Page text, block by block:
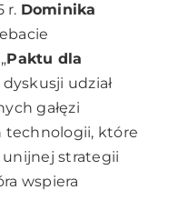
r. Dominika
Paktu dla
dyskusji udział
gałęzi
technologii, które
unijnej strategii
wspiera